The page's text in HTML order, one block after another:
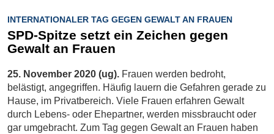
INTERNATIONALER TAG GEGEN GEWALT AN FRAUEN
SPD-Spitze setzt ein Zeichen gegen
Gewalt an Frauen
25. November 2020 (ug). Frauen werden bedroht,
belästigt, angegriffen. Häufig lauern die Gefahren gerade zu
Hause, im Privatbereich. Viele Frauen erfahren Gewalt
durch Lebens- oder Ehepartner, werden missbraucht oder
gar umgebracht. Zum Tag gegen Gewalt an Frauen haben